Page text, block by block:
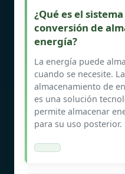
¿Qué es el
conversión de
energía?
La energía puede
cuando se necesite.
almacenamiento de
es una solución
permite almacenar
para su uso posterior.